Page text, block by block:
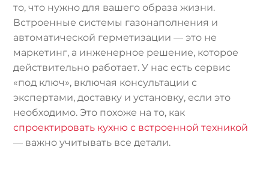
то, что нужно для вашего образа жизни.
Встроенные системы газонаполнения и
автоматической герметизации — это не
маркетинг, а инженерное решение, которое
действительно работает. У нас есть сервис
«под ключ», включая консультации с
экспертами, доставку и установку, если это
необходимо. Это похоже на то, как
спроектировать кухню с встроенной техникой
— важно учитывать все детали.